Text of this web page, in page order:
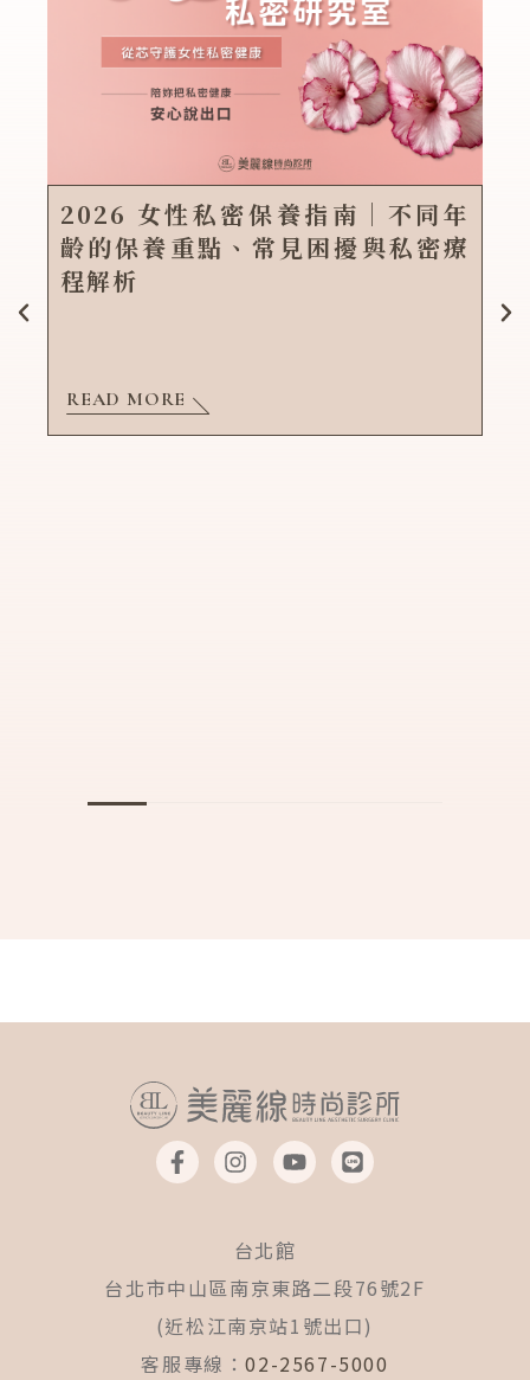
2026 女性私密保養指南｜不同年
齡的保養重點、常見困擾與私密療
程解析
READ MORE
F
a
c
o
k
-
f
I
n
s
a
g
r
a
m
Y
o
u
b
e
L
i
n
台北館
台北市中山區南京東路二段76號2F
(近松江南京站1號出口)
客服專線：02-2567-5000